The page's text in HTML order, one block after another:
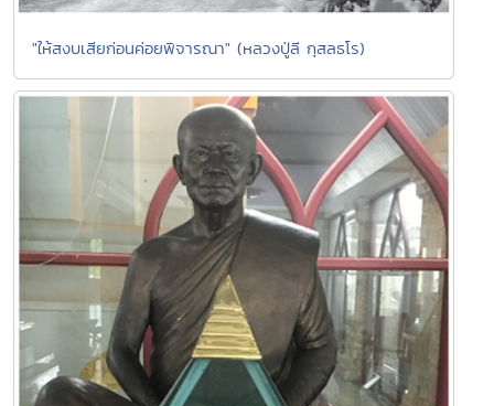
"ให้สงบเสียก่อนค่อยพิจารณา" (หลวงปู่ลี กุสลธโร)